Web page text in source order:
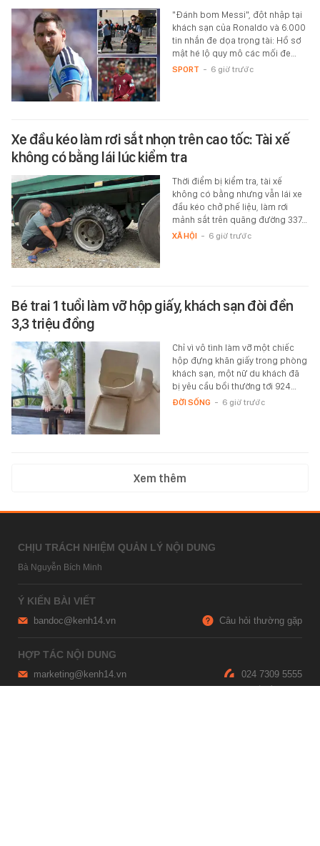
"Đánh bom Messi", đột nhập tại
khách sạn của Ronaldo và 6.000
tin nhắn đe dọa trọng tài: Hồ sơ
mật hé lộ quy mô các mối đe…
SPORT - 6 giờ trước
Xe đầu kéo làm rơi sắt nhọn trên cao tốc: Tài xế
không có bằng lái lúc kiểm tra
Thời điểm bị kiểm tra, tài xế
không có bằng nhưng vẫn lái xe
đầu kéo chở phế liệu, làm rơi
mảnh sắt trên quãng đường 337…
XÃ HỘI - 6 giờ trước
Bé trai 1 tuổi làm vỡ hộp giấy, khách sạn đòi đền
3,3 triệu đồng
Chỉ vì vô tình làm vỡ một chiếc
hộp đựng khăn giấy trong phòng
khách sạn, một nữ du khách đã
bị yêu cầu bồi thường tới 924…
ĐỜI SỐNG - 6 giờ trước
Xem thêm
CHỊU TRÁCH NHIỆM QUẢN LÝ NỘI DUNG
Bà Nguyễn Bích Minh
Ý KIẾN BÀI VIẾT
bandoc@kenh14.vn Câu hỏi thường gặp
HỢP TÁC NỘI DUNG
marketing@kenh14.vn 024 7309 5555